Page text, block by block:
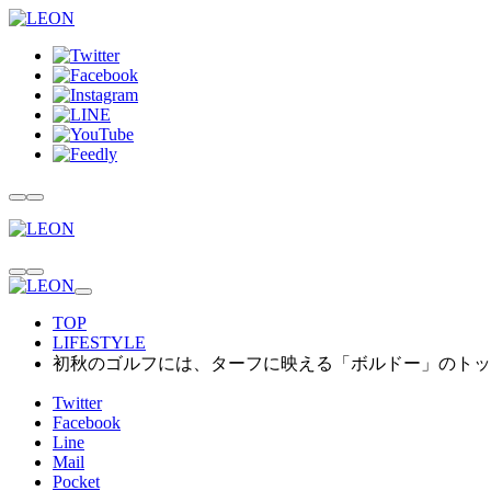
TOP
LIFESTYLE
初秋のゴルフには、ターフに映える「ボルドー」のト
Twitter
Facebook
Line
Mail
Pocket